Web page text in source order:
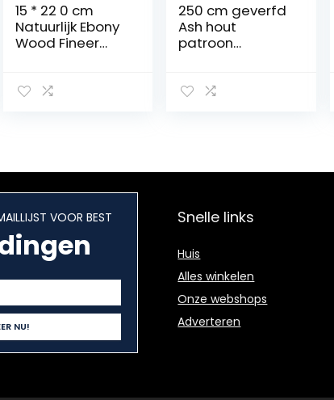
15 * 22 0 cm
Natuurlijk Ebony
Wood Fineer
Handgemaakte
250 cm geverfd
Ash hout
patroon
fineer renovatie
VOOR BEST Snelle links
Huis
Alles winkelen
Onze webshops
Adverteren